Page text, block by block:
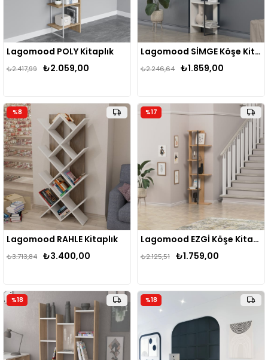
Lagomood POLY Kitaplık
₺2.059,00
₺2.417,99
Lagomood SİMGE Köşe Kitaplık
₺1.859,00
₺2.246,64
Lagomood RAHLE Kitaplık
₺3.400,00
₺3.713,84
%8
Lagomood EZGİ Köşe Kitaplık
₺1.759,00
₺2.125,51
%17
%18 %18